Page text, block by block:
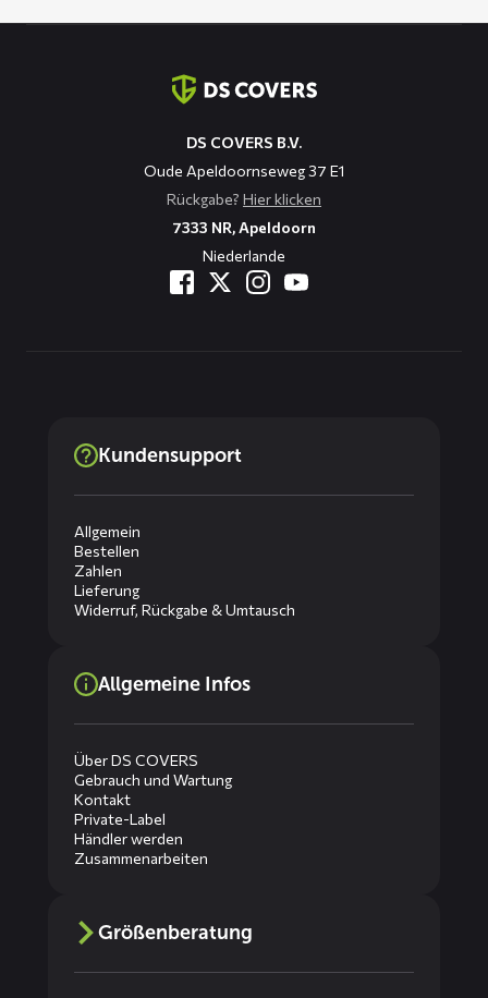
DS COVERS B.V.
Oude Apeldoornseweg 37 E1
Rückgabe? Hier klicken
7333 NR, Apeldoorn
Niederlande
Kundensupport
Allgemein
Bestellen
Zahlen
Lieferung
Widerruf, Rückgabe & Umtausch
Allgemeine Infos
Über DS COVERS
Gebrauch und Wartung
Kontakt
Private-Label
Händler werden
Zusammenarbeiten
Größenberatung